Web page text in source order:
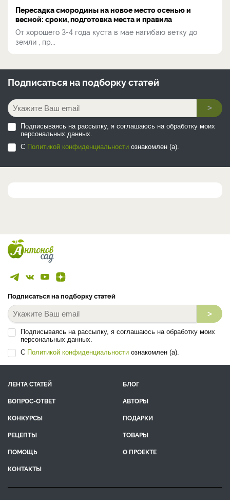
Пересадка смородины на новое место осенью и
весной: сроки, подготовка места и правила
От хорошего 3-4 года куста в мае нагибаю ветку до
земли , пр...
Подписаться на подборку статей
>
Подписываясь на рассылку, я соглашаюсь на обработку моих
персональных данных.
С Политикой конфиденциальности ознакомлен (а).
Подписаться на подборку статей
>
Подписываясь на рассылку, я соглашаюсь на обработку моих
персональных данных.
С Политикой конфиденциальности ознакомлен (а).
ЛЕНТА СТАТЕЙ
БЛОГ
ВОПРОС-ОТВЕТ
АВТОРЫ
КОНКУРСЫ
ПОДАРКИ
РЕЦЕПТЫ
ТОВАРЫ
ПОМОЩЬ
О ПРОЕКТЕ
КОНТАКТЫ